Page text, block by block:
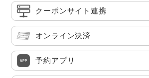
クーポンサイト連携
オンライン決済
予約アプリ